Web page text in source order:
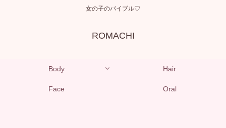
女の子のバイブル♡
ROMACHI
Body Hair
Face Oral